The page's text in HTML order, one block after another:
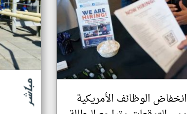
انخفاض الوظائف الأمريكية